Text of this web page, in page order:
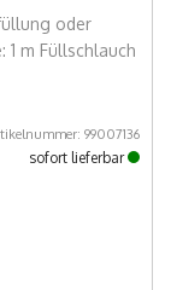
oder
m Füllschlauch
99007136
sofort lieferbar